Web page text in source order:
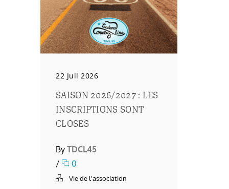
22 Juil 2026
SAISON 2026/2027 : LES
INSCRIPTIONS SONT
CLOSES
By TDCL45
/
0
Vie de l'association